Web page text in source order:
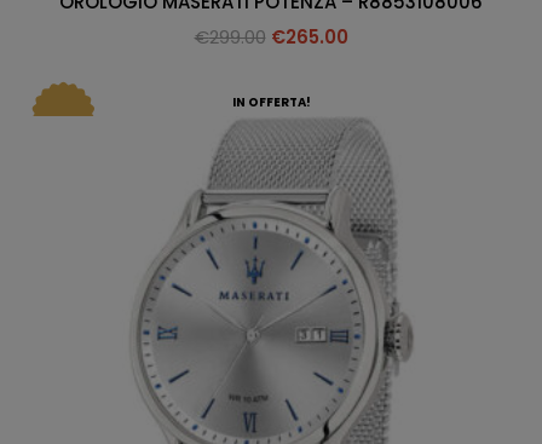
€299.00 €265.00
IN OFFERTA!